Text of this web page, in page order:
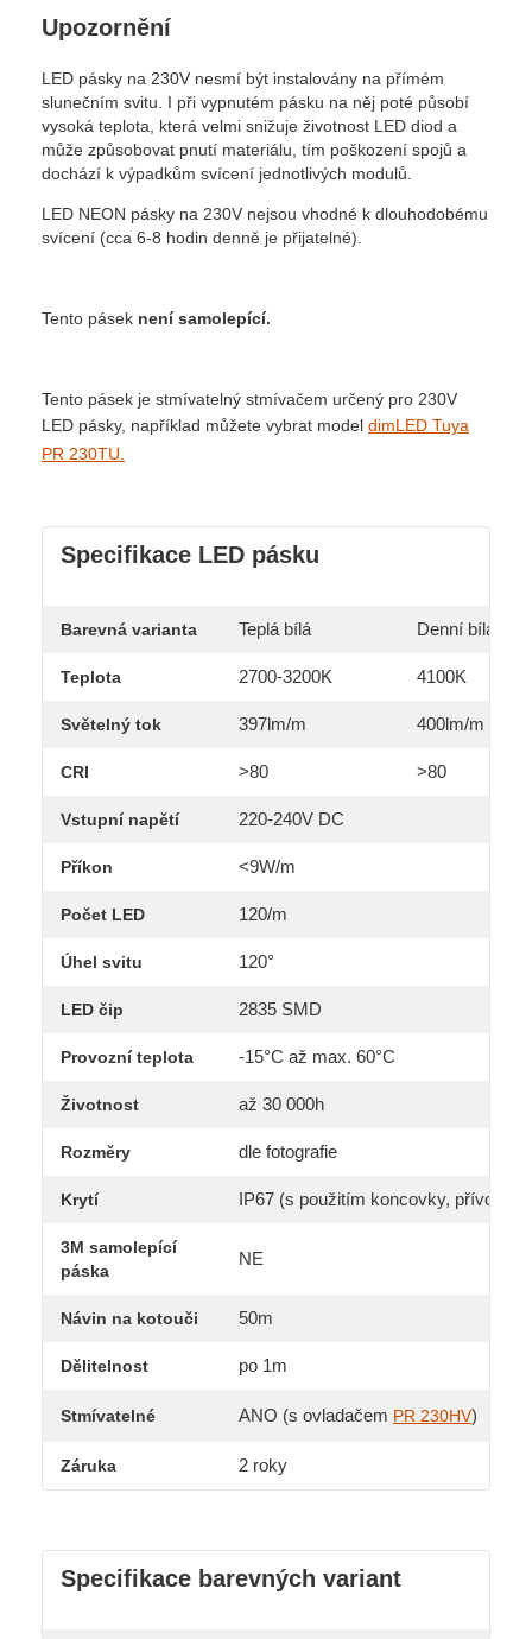
Upozornění
LED pásky na 230V nesmí být instalovány na přímém
slunečním svitu. I při vypnutém pásku na něj poté působí
vysoká teplota, která velmi snižuje životnost LED diod a
může způsobovat pnutí materiálu, tím poškození spojů a
dochází k výpadkům svícení jednotlivých modulů.
LED NEON pásky na 230V nejsou vhodné k dlouhodobému
svícení (cca 6-8 hodin denně je přijatelné).
Tento pásek není samolepící.
Tento pásek je stmívatelný stmívačem určený pro 230V
LED pásky, například můžete vybrat model dimLED Tuya
PR 230TU.
Specifikace LED pásku
Barevná varianta Teplá bílá Denní bílá
Teplota 2700-3200K 4100K
Světelný tok 397lm/m 400lm/m
CRI >80 >80
Vstupní napětí 220-240V DC
Příkon <9W/m
Počet LED 120/m
Úhel svitu 120°
LED čip 2835 SMD
Provozní teplota -15°C až max. 60°C
Životnost až 30 000h
Rozměry dle fotografie
Krytí IP67 (s použitím koncovky,
3M samolepící
páska
NE
Návin na kotouči 50m
Dělitelnost po 1m
Stmívatelné ANO (s ovladačem PR 230HV)
Záruka 2 roky
Specifikace barevných variant